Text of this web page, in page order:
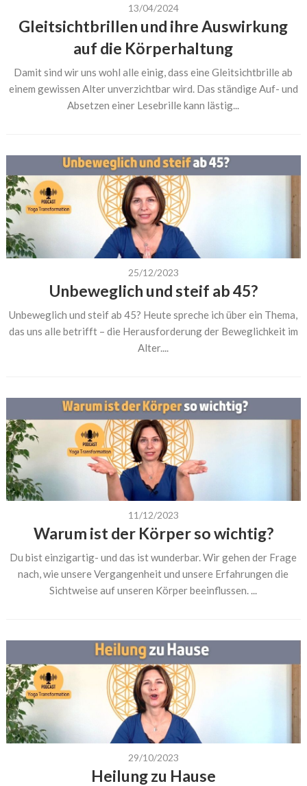
13/04/2024
Gleitsichtbrillen und ihre Auswirkung
auf die Körperhaltung
Damit sind wir uns wohl alle einig, dass eine Gleitsichtbrille ab
einem gewissen Alter unverzichtbar wird. Das ständige Auf- und
Absetzen einer Lesebrille kann lästig...
25/12/2023
Unbeweglich und steif ab 45?
Unbeweglich und steif ab 45? Heute spreche ich über ein Thema,
das uns alle betrifft – die Herausforderung der Beweglichkeit im
Alter....
11/12/2023
Warum ist der Körper so wichtig?
Du bist einzigartig- und das ist wunderbar. Wir gehen der Frage
nach, wie unsere Vergangenheit und unsere Erfahrungen die
Sichtweise auf unseren Körper beeinflussen. ...
29/10/2023
Heilung zu Hause